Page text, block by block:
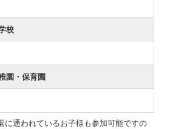
校
園・保育園
通われているお子様も参加可能ですの